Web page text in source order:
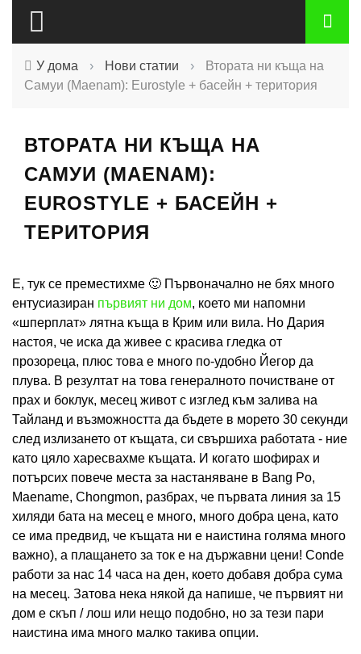
У дома › Нови статии ›
Втората ни къща на
Самуи (Maenam): Eurostyle + басейн + територия
ВТОРАТА НИ КЪЩА НА
САМУИ (MAENAM):
EUROSTYLE + БАСЕЙН +
ТЕРИТОРИЯ
Е, тук се преместихме 🙂 Първоначално не бях много
ентусиазиран първият ни дом, което ми напомни
«шперплат» лятна къща в Крим или вила. Но Дария
настоя, че иска да живее с красива гледка от
прозореца, плюс това е много по-удобно Йегор да
плува. В резултат на това генералното почистване от
прах и боклук, месец живот с изглед към залива на
Тайланд и възможността да бъдете в морето 30 секунди
след излизането от къщата, си свършиха работата - ние
като цяло харесвахме къщата. И когато шофирах и
потърсих повече места за настаняване в Bang Po,
Maename, Chongmon, разбрах, че първата линия за 15
хиляди бата на месец е много, много добра цена, като
се има предвид, че къщата ни е наистина голяма много
важно), а плащането за ток е на държавни цени! Conde
работи за нас 14 часа на ден, което добавя добра сума
на месец. Затова нека някой да напише, че първият ни
дом е скъп / лош или нещо подобно, но за тези пари
наистина има много малко такива опции.